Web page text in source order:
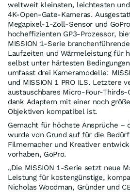
weltweit kleinsten, leichtesten
4K-Open-Gate-Kameras.
Megapixel-1-Zoll-Sensor und
hocheffizienten GP3-Prozessor,
MISSION 1-Serie
Laufzeiten und Wärmeleistung für
selbst unter härtesten
umfasst drei Kameramodelle:
und MISSION 1 PRO ILS. Letztere
austauschbares Micro-Four-
dank Adaptern mit einer noch
Objektiven kompatibel ist.
Gemacht für höchste Ansprüche –
wurde von Grund auf für die
Filmemacher und Kreativer
vorhaben, GoPro.
„Die MISSION 1-Serie setzt neue
Leistung für kostengünstige,
Nicholas Woodman, Gründer und